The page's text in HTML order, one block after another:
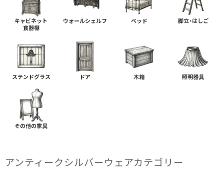
キャビネット
食器棚
ウォールシェルフ ベッド 脚立・はしご
ステンドグラス ドア 木箱 照明器具
その他の家具
アンティークシルバーウェアカテゴリー